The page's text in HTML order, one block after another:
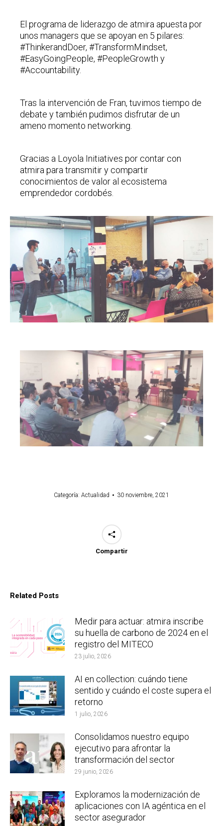
El programa de liderazgo de atmira apuesta por
unos managers que se apoyan en 5 pilares:
#ThinkerandDoer, #TransformMindset,
#EasyGoingPeople, #PeopleGrowth y
#Accountability.
Tras la intervención de Fran, tuvimos tiempo de
debate y también pudimos disfrutar de un
ameno momento networking.
Gracias a Loyola Initiatives por contar con
atmira para transmitir y compartir
conocimientos de valor al ecosistema
emprendedor cordobés.
Categoría: Actualidad 30 noviembre, 2021
Compartir
Related Posts
Medir para actuar: atmira inscribe
su huella de carbono de 2024 en el
registro del MITECO
23 julio, 2026
AI en collection: cuándo tiene
sentido y cuándo el coste supera el
retorno
1 julio, 2026
Consolidamos nuestro equipo
ejecutivo para afrontar la
transformación del sector
29 junio, 2026
Exploramos la modernización de
aplicaciones con IA agéntica en el
sector asegurador